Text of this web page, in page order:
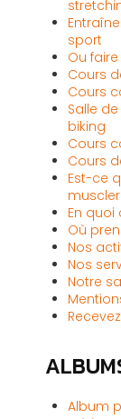
sport
Ou
Cours
Cours
Salle
biking
Cours
Cours
Est-ce
En
Où
Nos
Nos
Notre
Album